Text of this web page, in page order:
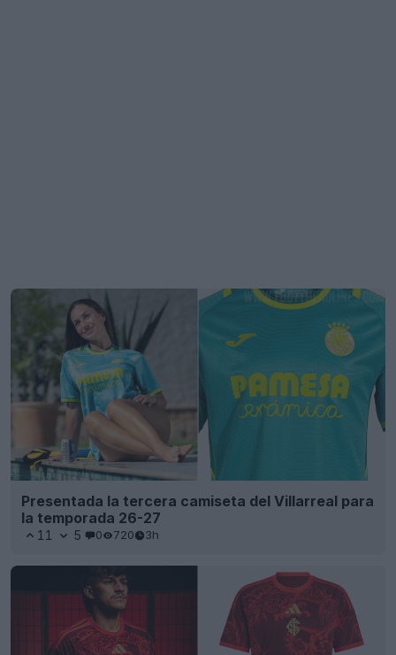
Presentada la tercera camiseta del Villarreal para
la temporada 26-27
11 5 0 720 3h